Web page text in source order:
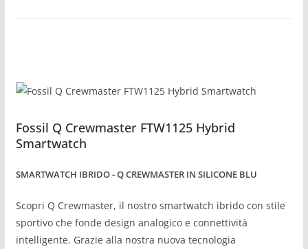
Fossil Q Crewmaster FTW1125 Hybrid
Smartwatch
SMARTWATCH IBRIDO - Q CREWMASTER IN SILICONE BLU
Scopri Q Crewmaster, il nostro smartwatch ibrido con stile
sportivo che fonde design analogico e connettività
intelligente. Grazie alla nostra nuova tecnologia